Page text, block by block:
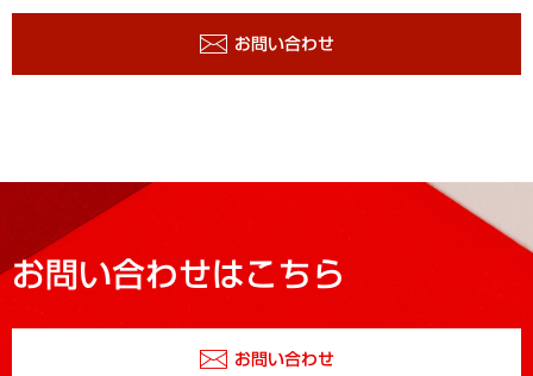
お問い合わせ
お問い合わせはこちら
お問い合わせ